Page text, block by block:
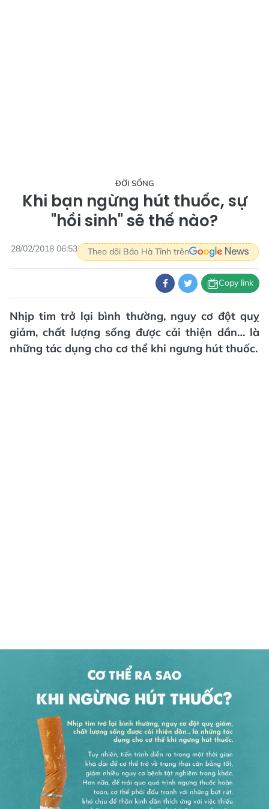
ĐỜI SỐNG
Khi bạn ngừng hút thuốc, sự
"hồi sinh" sẽ thế nào?
28/02/2018 06:53 Theo dõi Báo Hà Tĩnh trên
Copy link
Nhịp tim trở lại bình thường, nguy cơ đột quỵ
giảm, chất lượng sống được cải thiện dần… là
những tác dụng cho cơ thể khi ngưng hút thuốc.